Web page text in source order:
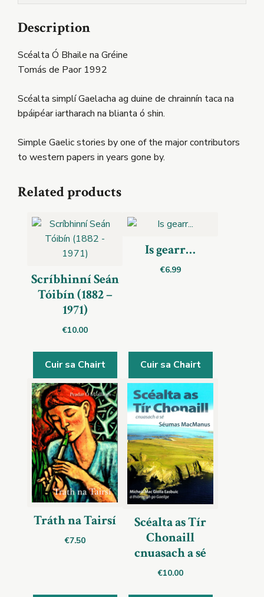
Description
Scéalta Ó Bhaile na Gréine
Tomás de Paor 1992
Scéalta simplí Gaelacha ag duine de chrainnín taca na
bpáipéar iartharach na blianta ó shin.
Simple Gaelic stories by one of the major contributors
to western papers in years gone by.
Related products
Scríbhinní Seán
Tóibín (1882 –
1971)
€10.00
Cuir sa Chairt
Is gearr…
€6.99
Cuir sa Chairt
Tráth na Tairsí
€7.50
Scéalta as Tír
Chonaill
cnuasach a sé
€10.00